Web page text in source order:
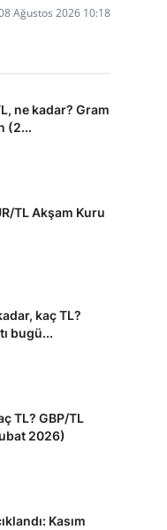
Ağustos 2026 10:18
ne kadar? Gram
(2...
TL Akşam Kuru
kaç TL?
bugü...
TL? GBP/TL
2026)
Kasım